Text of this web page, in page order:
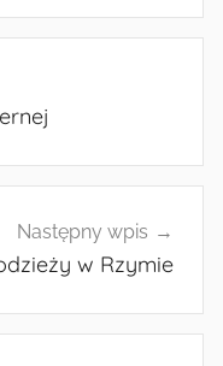
Następny wpis
w Rzymie